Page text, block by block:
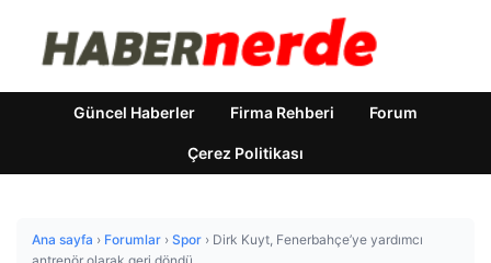
Güncel Haberler Firma Rehberi Forum
Çerez Politikası
Ana sayfa › Forumlar › Spor › Dirk Kuyt, Fenerbahçe’ye yardımcı